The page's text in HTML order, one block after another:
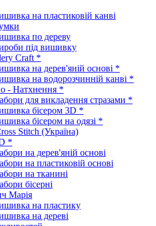
на пластиковій канві
по дереву
під вишивку
Craft *
на дерев'яній основі *
на водорозчинній канві *
- Натхнення *
для викладення стразами *
бісером 3D *
бісером на одязі *
Stitch (Україна)
*
на дерев'яній основі
на пластиковій основі
на тканині
бісерні
Марія
на пластику
на дереві